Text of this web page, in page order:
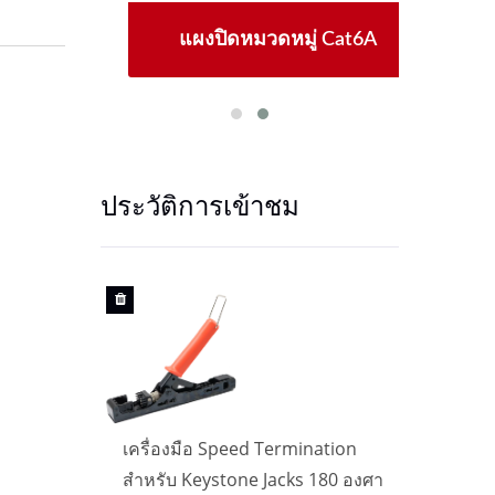
แผงปิดหมวดหมู่ Cat6A
ประวัติการเข้าชม
เครื่องมือ Speed Termination
สำหรับ Keystone Jacks 180 องศา